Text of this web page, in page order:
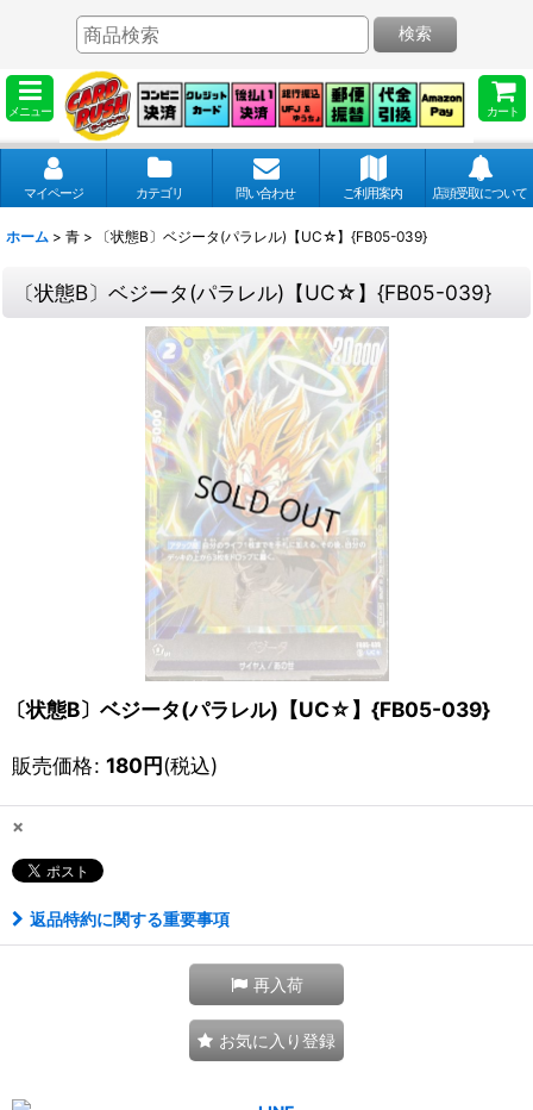
メニュー カート
検索
マイページ カテゴリ 問い合わせ ご利用案内 店頭受取について
ホーム > 青 > 〔状態B〕ベジータ(パラレル)【UC☆】{FB05-039}
〔状態B〕ベジータ(パラレル)【UC☆】{FB05-039}
〔状態B〕ベジータ(パラレル)【UC☆】{FB05-039}
販売価格: 180円(税込)
×
返品特約に関する重要事項
再入荷
お気に入り登録